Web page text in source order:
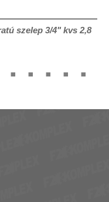
szelep 3/4" kvs 2,8